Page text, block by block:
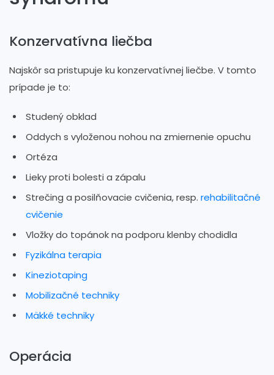
Konzervatívna liečba
Najskôr sa pristupuje ku konzervatívnej liečbe. V tomto
prípade je to:
Studený obklad
Oddych s vyloženou nohou na zmiernenie opuchu
Ortéza
Lieky proti bolesti a zápalu
Strečing a posilňovacie cvičenia, resp. rehabilitačné
cvičenie
Vložky do topánok na podporu klenby chodidla
Fyzikálna terapia
Kineziotaping
Mobilizačné techniky
Mäkké techniky
Operácia